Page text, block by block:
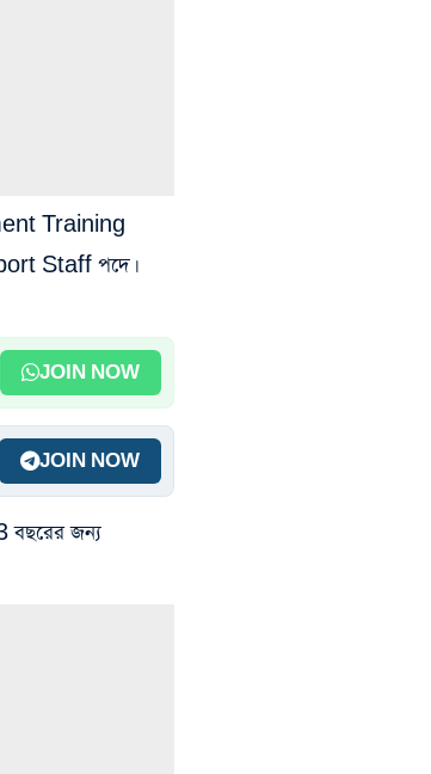
Training
Staff পদে।
JOIN NOW
JOIN NOW
বছরের জন্য